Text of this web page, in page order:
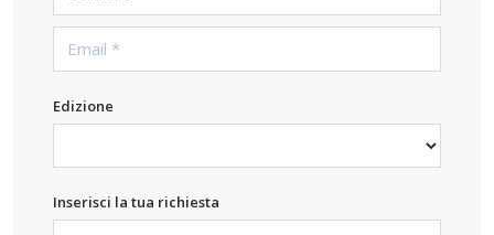
Edizione
Inserisci la tua richiesta